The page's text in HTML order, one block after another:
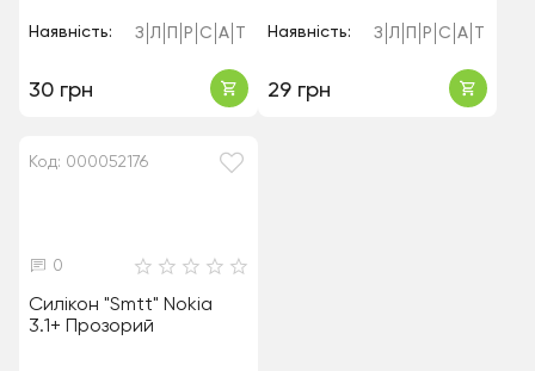
Наявність: З Л Р С А
30 грн
Наявність: З Л Р С А
29 грн
Код: 000052176
0
Силікон "Smtt" Nokia
3.1+ Прозорий